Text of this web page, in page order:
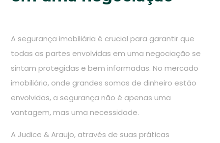
A segurança imobiliária é crucial para garantir que
todas as partes envolvidas em uma negociação se
sintam protegidas e bem informadas. No mercado
imobiliário, onde grandes somas de dinheiro estão
envolvidas, a segurança não é apenas uma
vantagem, mas uma necessidade.
A Judice & Araujo, através de suas práticas